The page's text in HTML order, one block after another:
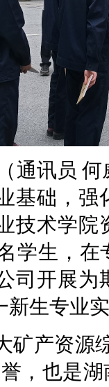
通讯员
基础，
技术学
学生，
司开展
新生专业
矿产资源
，也是